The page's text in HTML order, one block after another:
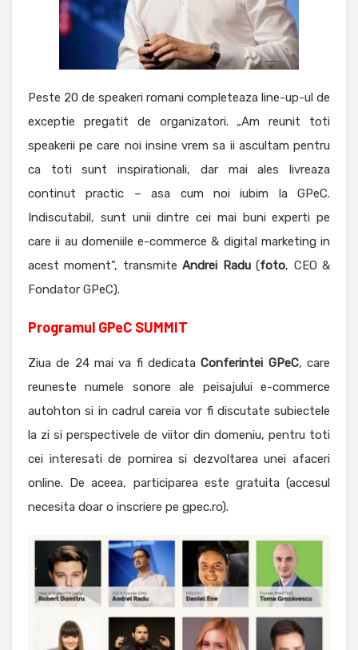
Peste 20 de speakeri romani completeaza line-up-ul de
exceptie pregatit de organizatori. „Am reunit toti
speakerii pe care noi insine vrem sa ii ascultam pentru
ca toti sunt inspirationali, dar mai ales livreaza
continut practic – asa cum noi iubim la GPeC.
Indiscutabil, sunt unii dintre cei mai buni experti pe
care ii au domeniile e-commerce & digital marketing in
acest moment”, transmiteAndrei Radu(foto, CEO &
Fondator GPeC).
Programul GPeC SUMMIT
Ziua de 24 mai va fi dedicataConferintei GPeC, care
reuneste numele sonore ale peisajului e-commerce
autohton si in cadrul careia vor fi discutate subiectele
la zi si perspectivele de viitor din domeniu, pentru toti
cei interesati de pornirea si dezvoltarea unei afaceri
online. De aceea, participarea este gratuita (accesul
necesita doar o inscriere pe gpec.ro).